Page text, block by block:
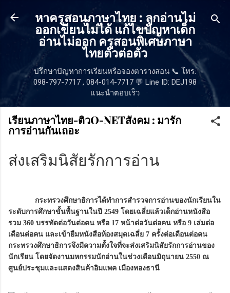
ข้ามไปที่เนื้อหาหลัก
หาครูสอนภาษาไทย : ลูกอ่านไม่
ออกเขียนไม่ได้ แก้ไขปัญหาเด็ก
อ่านไม่ออก ครูสอนพิเศษภาษา
ไทยตัวต่อตัว
ปรึกษาปัญหาการเรียนหรือจองตารางสอน 📞 โทร:
098-797-7717 , 084-014-7717 💬 Line ID: DEJ198
แนะนำตอบเร็ว
เรียนภาษาไทย-ติวO-NETสังคม : มารัก
การอ่านกันเถอะ
ส่งเสริมนิสัยรักการอ่าน
กระทรวงศึกษาธิการได้ทำการสำรวจการอ่านของนักเรียนใน
ระดับการศึกษาขั้นพื้นฐานในปี 2549 โดยเฉลี่ยแล้วเด็กอ่านหนังสือ
รวม 360 บรรทัดต่อวันต่อตน หรือ 17 หน้าต่อวันต่อคน หรือ 9 เล่มต่อ
เดือนต่อคน และเข้ายืมหนังสือห้องสมุดเฉลี่ย 7 ครั้งต่อเดือนต่อคน
กระทรวงศึกษาธิการจึงมีความตั้งใจที่จะส่งเสริมนิสัยรักการอ่านของ
นักเรียน โดยจัดงานมหกรรมนักอ่านในช่วงเดือนมิถุนายน 2550 ณ
ศูนย์ประชุมและแสดงสินค้าอิมแพค เมืองทองธานี